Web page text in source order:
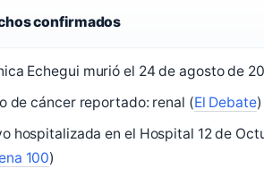
confirmados
Echegui murió el 24 de agosto de
de cáncer reportado: renal (El Debate)
hospitalizada en el Hospital 12 de
100)